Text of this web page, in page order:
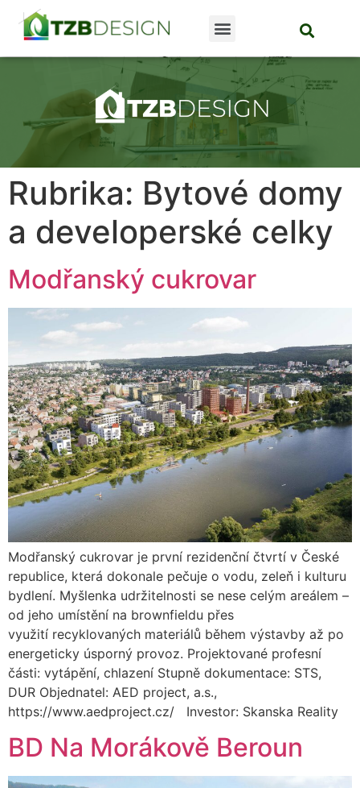
Rubrika: Bytové domy
a developerské celky
Modřanský cukrovar
Modřanský cukrovar je první rezidenční čtvrtí v České
republice, která dokonale pečuje o vodu, zeleň i kulturu
bydlení. Myšlenka udržitelnosti se nese celým areálem –
od jeho umístění na brownfieldu přes
využití recyklovaných materiálů během výstavby až po
energeticky úsporný provoz. Projektované profesní
části: vytápění, chlazení Stupně dokumentace: STS,
DUR Objednatel: AED project, a.s.,
https://www.aedproject.cz/ Investor: Skanska Reality
BD Na Morákově Beroun